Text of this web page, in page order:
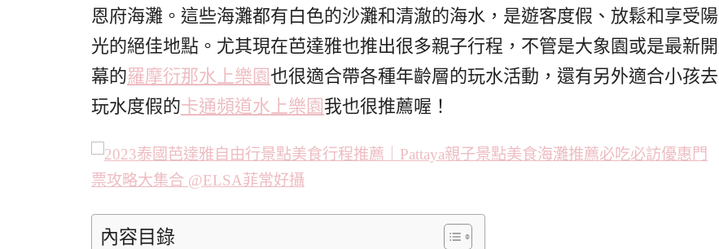
恩府海灘。這些海灘都有白色的沙灘和清澈的海水，是遊客度假、放鬆和享受陽
光的絕佳地點。尤其現在芭達雅也推出很多親子行程，不管是大象園或是最新開
幕的羅摩衍那水上樂園也很適合帶各種年齡層的玩水活動，還有另外適合小孩去
玩水度假的卡通頻道水上樂園我也很推薦喔！
內容目錄